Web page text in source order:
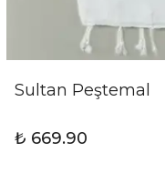
Sultan Peştemal
₺ 669.90